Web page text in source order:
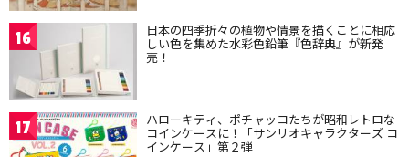
16 日本の四季折々の植物や情景を描くことに相応
しい色を集めた水彩色鉛筆『色辞典』が新発
売！
17 ハローキティ、ポチャッコたちが昭和レトロな
コインケースに！「サンリオキャラクターズ コ
インケース」第２弾